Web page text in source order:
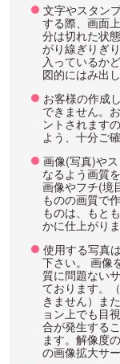
文字やスタン
する際、画面
分は切れた状
がり線ぎりぎ
入っているか
図的にはみ出
お客様の作成
できません。
ントされます
よう、十分ご
画像(写真)や
なるよう画質
画像やフチ(境
ものの画質で
ものは、もと
かに仕上がり
使用する写真
下さい。 画像
質に問題ない
ております。
きません）ま
ョン上でも目
合が発生する
ます。解像度
の画像拡大サ